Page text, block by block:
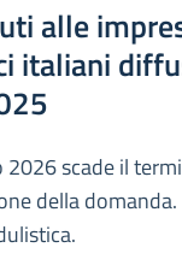
alle
italiani
2026 scade il
della